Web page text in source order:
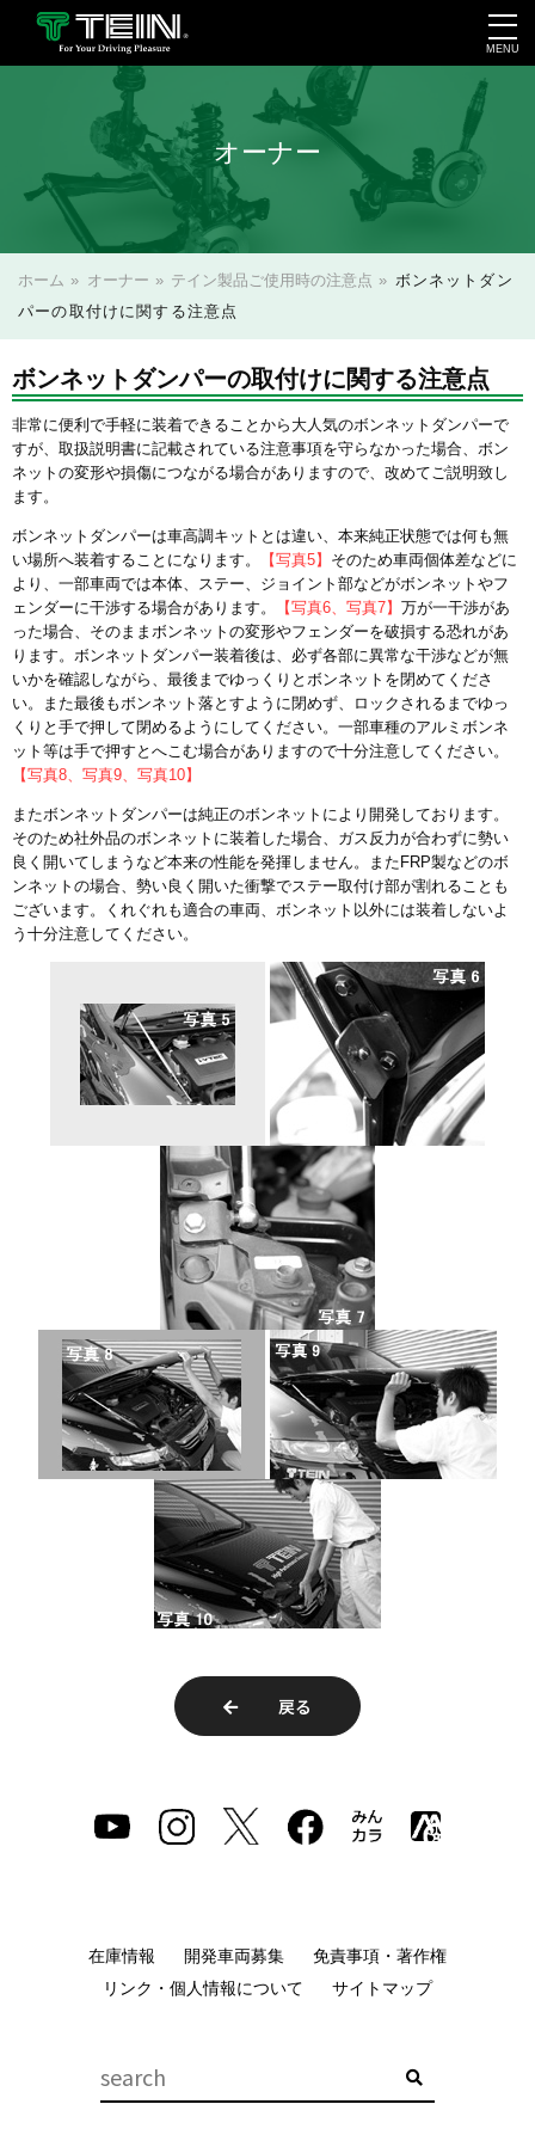
会社案内・採用・IR
MENU
オーナー
ホーム » オーナー » テイン製品ご使用時の注意点 » ボンネットダン
パーの取付けに関する注意点
ボンネットダンパーの取付けに関する注意点
非常に便利で手軽に装着できることから大人気のボンネットダンパーで
すが、取扱説明書に記載されている注意事項を守らなかった場合、ボン
ネットの変形や損傷につながる場合がありますので、改めてご説明致し
ます。
ボンネットダンパーは車高調キットとは違い、本来純正状態では何も無
い場所へ装着することになります。
【写真5】 そのため車両個体差などに
より、一部車両では本体、ステー、ジョイント部などがボンネットやフ
ェンダーに干渉する場合があります。
【写真6、写真7】 万が一干渉があ
った場合、そのままボンネットの変形やフェンダーを破損する恐れがあ
ります。ボンネットダンパー装着後は、必ず各部に異常な干渉などが無
いかを確認しながら、最後までゆっくりとボンネットを閉めてくださ
い。また最後もボンネット落とすように閉めず、ロックされるまでゆっ
くりと手で押して閉めるようにしてください。一部車種のアルミボンネ
ット等は手で押すとへこむ場合がありますので十分注意してください。
【写真8、写真9、写真10】
またボンネットダンパーは純正のボンネットにより開発しております。
そのため社外品のボンネットに装着した場合、ガス反力が合わずに勢い
良く開いてしまうなど本来の性能を発揮しません。またFRP製などのボ
ンネットの場合、勢い良く開いた衝撃でステー取付け部が割れることも
ございます。くれぐれも適合の車両、ボンネット以外には装着しないよ
う十分注意してください。
戻る
在庫情報 開発車両募集
免責事項・著作権
リンク・個人情報について
サイトマップ